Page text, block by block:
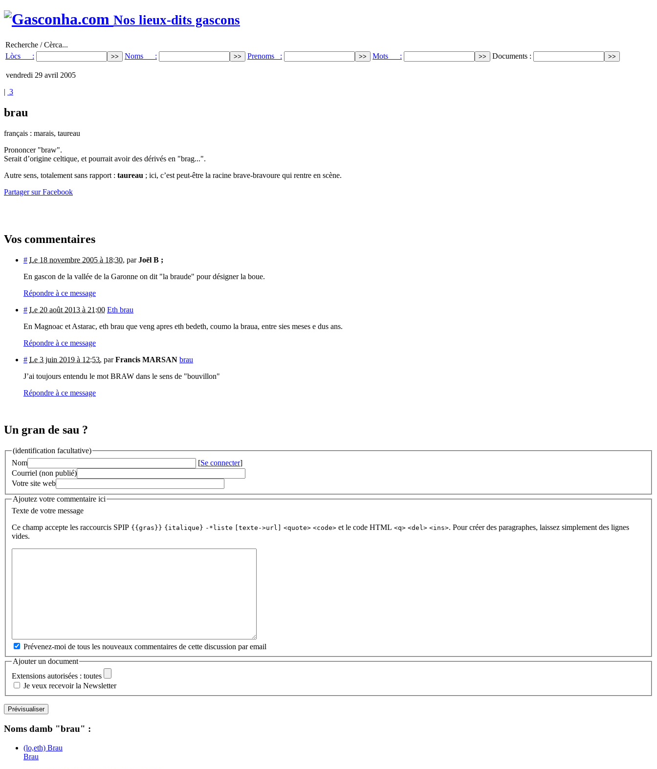
Nos lieux-dits gascons
Recherche / Cèrca...
Lòcs :
Noms : Prenoms : Mots : Documents :
vendredi 29 avril 2005
| 3
brau
français : marais, taureau
Prononcer "braw".
Serait d’origine celtique, et pourrait avoir des dérivés en "brag...".
Autre sens, totalement sans rapport : taureau ; ici, c’est peut-être la racine brave-bravoure qui rentre en scène.
Partager sur Facebook
Vos commentaires
# Le 18 novembre 2005 à 18:30, parJoël B ;
En gascon de la vallée de la Garonne on dit "la braude" pour désigner la boue.
Répondre à ce message
# Le 20 août 2013 à 21:00 Eth brau
En Magnoac et Astarac, eth brau que veng apres eth bedeth, coumo la braua, entre sies meses e dus ans.
Répondre à ce message
# Le 3 juin 2019 à 12:53, parFrancis MARSAN brau
J’ai toujours entendu le mot BRAW dans le sens de "bouvillon"
Répondre à ce message
Un gran de sau ?
(identification facultative)
Nom
[Se connecter]
Courriel (non publié)
Votre site web
Ajoutez votre commentaire ici
Texte de votre message
Ce champ accepte les raccourcis SPIP {{gras}} {italique} -*liste [texte->url] <quote> <code> et le code HTML <q> <del> <ins>. Pour créer des paragraphes, laissez simplement des lignes
vides.
Prévenez-moi de tous les nouveaux commentaires de cette discussion par email
Ajouter un document
Extensions autorisées : toutes
Je veux recevoir la Newsletter
Noms damb "brau" :
(lo,eth) Brau
Brau